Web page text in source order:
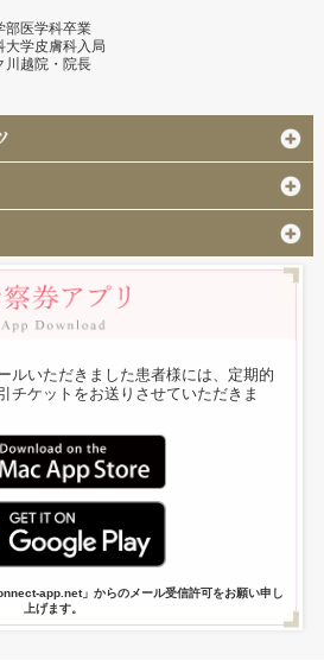
医学科卒業
学皮膚科入局
越院・院長
ルいただきました患者様には、定期的
チケットをお送りさせていただきま
app.net」からのメール受信許可をお願い申し
上げます。